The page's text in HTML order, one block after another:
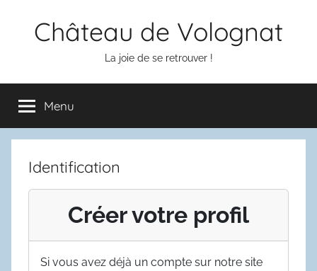
Château de Volognat
La joie de se retrouver !
Menu
Identification
Créer votre profil
Si vous avez déjà un compte sur notre site